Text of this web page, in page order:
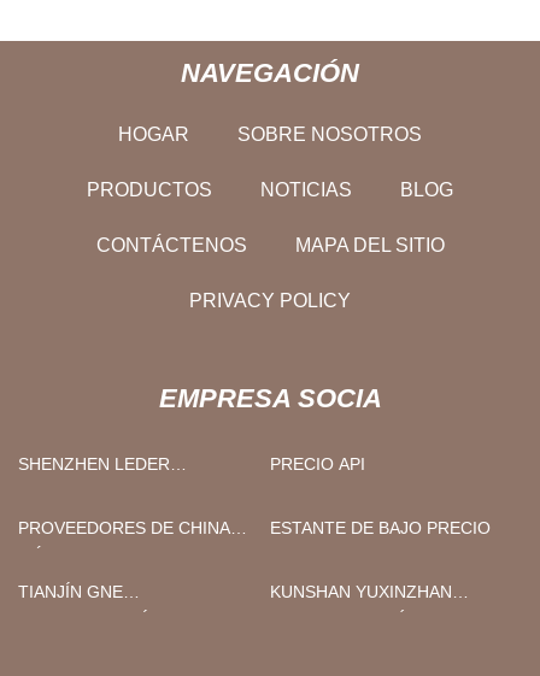
NAVEGACIÓN
HOGAR SOBRE NOSOTROS
PRODUCTOS NOTICIAS BLOG
CONTÁCTENOS MAPA DEL SITIO
PRIVACY POLICY
EMPRESA SOCIA
SHENZHEN LEDER
LIMITADO
PRECIO API
PROVEEDORES DE CHINA
RODILLOS
ESTANTE DE BAJO PRECIO
TIANJÍN GNE
KUNSHAN YUXINZHAN